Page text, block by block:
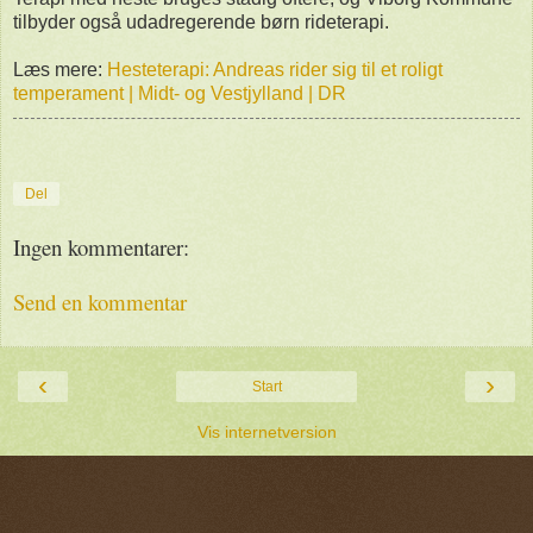
tilbyder også udadregerende børn rideterapi.
Læs mere: Hesteterapi: Andreas rider sig til et roligt
temperament | Midt- og Vestjylland | DR
Del
Ingen kommentarer:
Send en kommentar
‹ ›
Start
Vis internetversion